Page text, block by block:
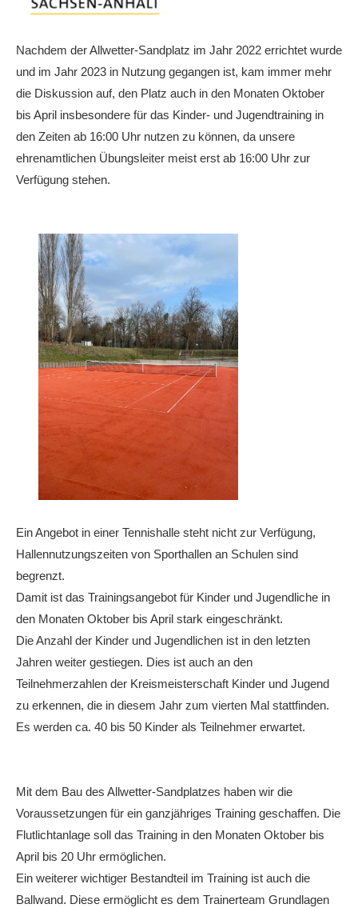
Jugend
Trainingszeiten
Trainer
Platz buchen
Kinder- und Jugendtraining
EVENTS & TURNIERE
4-Städte-Turnier
Unternehmer-Cup 2026
5. Kreismeisterschaften Anhalt Bitterfeld Kinder und
Jugend 2026
Vereinsturniere 2026
Nachdem der Allwetter-Sandplatz im Jahr 2022 errichtet wurde
und im Jahr 2023 in Nutzung gegangen ist, kam immer mehr
die Diskussion auf, den Platz auch in den Monaten Oktober
bis April insbesondere für das Kinder- und Jugendtraining in
den Zeiten ab 16:00 Uhr nutzen zu können, da unsere
ehrenamtlichen Übungsleiter meist erst ab 16:00 Uhr zur
Verfügung stehen.
Ein Angebot in einer Tennishalle steht nicht zur Verfügung,
Hallennutzungszeiten von Sporthallen an Schulen sind
begrenzt.
Damit ist das Trainingsangebot für Kinder und Jugendliche in
den Monaten Oktober bis April stark eingeschränkt.
Die Anzahl der Kinder und Jugendlichen ist in den letzten
Jahren weiter gestiegen. Dies ist auch an den
Teilnehmerzahlen der Kreismeisterschaft Kinder und Jugend
zu erkennen, die in diesem Jahr zum vierten Mal stattfinden.
Es werden ca. 40 bis 50 Kinder als Teilnehmer erwartet.
Mit dem Bau des Allwetter-Sandplatzes haben wir die
Voraussetzungen für ein ganzjähriges Training geschaffen. Die
Flutlichtanlage soll das Training in den Monaten Oktober bis
April bis 20 Uhr ermöglichen.
Ein weiterer wichtiger Bestandteil im Training ist auch die
Ballwand. Diese ermöglicht es dem Trainerteam Grundlagen